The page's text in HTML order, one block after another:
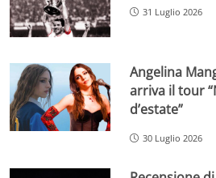
31 Luglio 2026
Angelina
arriva il tour
d’estate”
30 Luglio 2026